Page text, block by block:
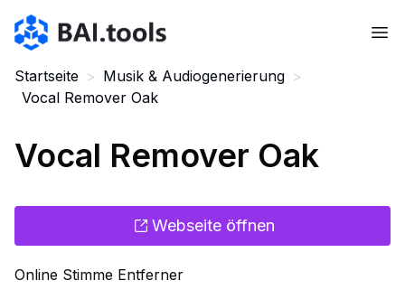
Bai.tools
Startseite > Musik & Audiogenerierung >
Vocal Remover Oak
Vocal Remover Oak
Webseite öffnen
Online Stimme Entferner